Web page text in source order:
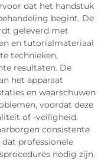
dat het handstuk
begint. De
geleverd met
en tutorialmateriaal
technieken,
resultaten. De
het apparaat
en waarschuwen
voordat deze
of -veiligheid.
consistente
professionele
nodig zijn.